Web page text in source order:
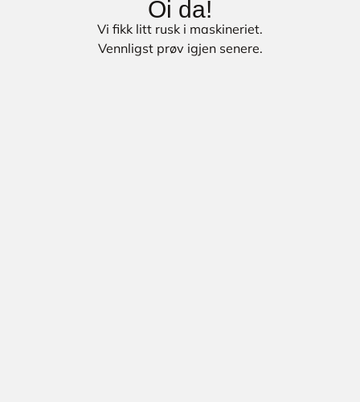
Oi da!
Vi fikk litt rusk i maskineriet.
Vennligst prøv igjen senere.